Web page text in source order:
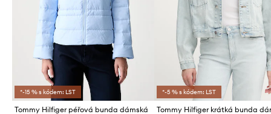
*-15 % s kódem: LST
Tommy Hilfiger péřová bunda dámská
*-5 % s kódem: LST